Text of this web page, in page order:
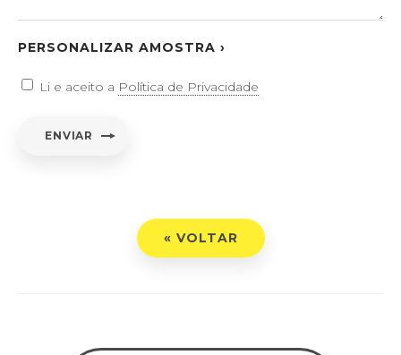
PERSONALIZAR AMOSTRA ›
Li e aceito a Política de Privacidade
ENVIAR
« VOLTAR